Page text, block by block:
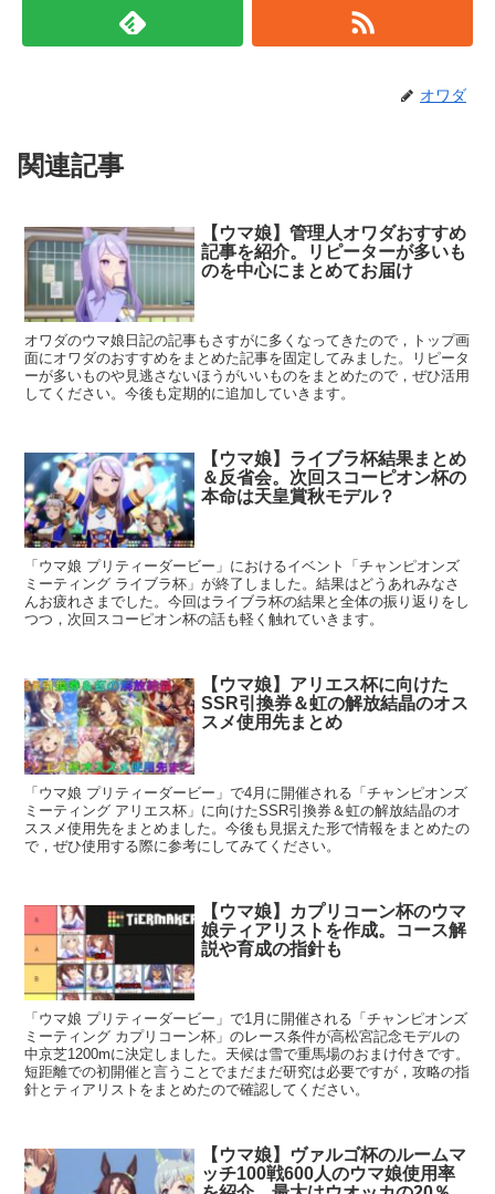
オワダ
関連記事
【ウマ娘】管理人オワダおすすめ
記事を紹介。リピーターが多いも
のを中心にまとめてお届け
オワダのウマ娘日記の記事もさすがに多くなってきたので，トップ画
面にオワダのおすすめをまとめた記事を固定してみました。リピータ
ーが多いものや見逃さないほうがいいものをまとめたので，ぜひ活用
してください。今後も定期的に追加していきます。
【ウマ娘】ライブラ杯結果まとめ
＆反省会。次回スコーピオン杯の
本命は天皇賞秋モデル？
「ウマ娘 プリティーダービー」におけるイベント「チャンピオンズ
ミーティング ライブラ杯」が終了しました。結果はどうあれみなさ
んお疲れさまでした。今回はライブラ杯の結果と全体の振り返りをし
つつ，次回スコーピオン杯の話も軽く触れていきます。
【ウマ娘】アリエス杯に向けた
SSR引換券＆虹の解放結晶のオス
スメ使用先まとめ
「ウマ娘 プリティーダービー」で4月に開催される「チャンピオンズ
ミーティング アリエス杯」に向けたSSR引換券＆虹の解放結晶のオ
ススメ使用先をまとめました。今後も見据えた形で情報をまとめたの
で，ぜひ使用する際に参考にしてみてください。
【ウマ娘】カプリコーン杯のウマ
娘ティアリストを作成。コース解
説や育成の指針も
「ウマ娘 プリティーダービー」で1月に開催される「チャンピオンズ
ミーティング カプリコーン杯」のレース条件が高松宮記念モデルの
中京芝1200mに決定しました。天候は雪で重馬場のおまけ付きです。
短距離での初開催と言うことでまだまだ研究は必要ですが，攻略の指
針とティアリストをまとめたので確認してください。
【ウマ娘】ヴァルゴ杯のルームマ
ッチ100戦600人のウマ娘使用率